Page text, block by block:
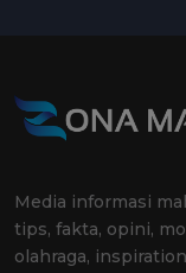
Media informasi
tips, fakta, opini,
olahraga,